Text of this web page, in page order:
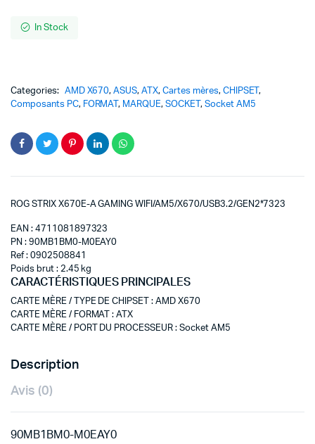
In Stock
Categories: AMD X670,ASUS,ATX,Cartes mères, CHIPSET,
Composants PC, FORMAT, MARQUE,SOCKET , Socket AM5
ROG STRIX X670E-A GAMING WIFI/AM5/X670/USB3.2/GEN2*7323
EAN : 4711081897323
PN : 90MB1BM0-M0EAY0
Ref : 0902508841
Poids brut : 2.45 kg
CARACTÉRISTIQUES PRINCIPALES
CARTE MÈRE / TYPE DE CHIPSET :AMD X670
CARTE MÈRE / FORMAT
:ATX
CARTE MÈRE / PORT DU PROCESSEUR : Socket AM5
Description
Avis (0)
90MB1BM0-M0EAY0